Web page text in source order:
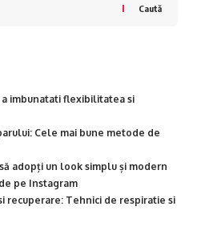
Caută
imbunatati flexibilitatea si
Cele mai bune metode de
adopți un look simplu și modern
pe Instagram
recuperare: Tehnici de respiratie si